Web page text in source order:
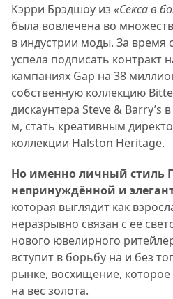
Кэрри Брэдшоу из «Секса в
была вовлечена во
в индустрии моды. За время
успела подписать контракт
кампаниях Gap на 38
собственную коллекцию
дискаунтера Steve & Barry’s
м, стать креативным
коллекции Halston Heritage.
Но именно личный стиль
непринуждённой и
которая выглядит как
неразрывно связан с её
нового ювелирного
вступит в борьбу на и без
рынке, восхищение,
на вес золота.